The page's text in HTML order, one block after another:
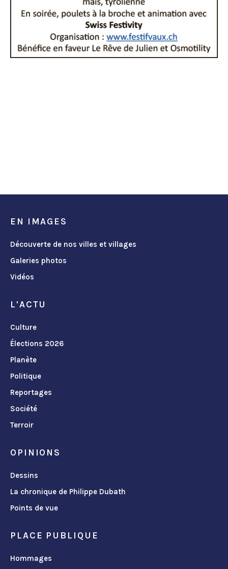
EN IMAGES
Découverte de nos villes et villages
Galeries photos
Vidéos
L'ACTU
Culture
Élections 2026
Planète
Politique
Reportages
Société
Terroir
OPINIONS
Dessins
La chronique de Philippe Dubath
Points de vue
PLACE PUBLIQUE
Hommages